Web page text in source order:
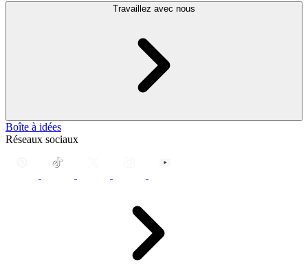
Travaillez avec nous
Boîte à idées
Réseaux sociaux